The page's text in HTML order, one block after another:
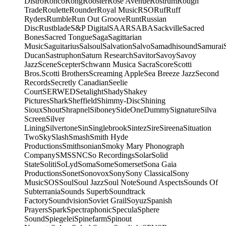
TradeRouletteRounderRoyal MusicRSORufRuff
RydersRumbleRun Out GrooveRuntRussian
DiscRustbladeS&P DigitalSAARSABASackvilleSacred
BonesSacred TongueSagaSagittarian
MusicSaguitariusSalsoulSalvationSalvoSamadhisoundSamurai
DucanSastruphonSaturn ResearchSavitorSavoySavoy
JazzSceneScepterSchwann Musica SacraScoreScotti
Bros.Scotti BrothersScreaming AppleSea Breeze JazzSecond
RecordsSecretly CanadianSeelie
CourtSERWEDSetalightShadyShakey
PicturesSharkSheffieldShimmy-DiscShining
SiouxShoutShrapnelSiboneySideOneDummySignatureSilva
ScreenSilver
LiningSilvertoneSinSinglebrookSintezSireSireenaSituation
TwoSkySlashSmashSmith Hyde
ProductionsSmithsonianSmoky Mary Phonograph
CompanySMSSNCSo RecordingsSolarSolid
StateSolitiSoLydSomaSomeSomersetSona Gaia
ProductionsSonetSonovoxSonySony ClassicalSony
MusicSOSSoulSoul JazzSoul NoteSound AspectsSounds Of
SubterraniaSounds SuperbSoundtrack
FactorySoundvisionSoviet GrailSoyuzSpanish
PrayersSparkSpectraphonicSpeculaSphere
SoundSpiegeleiSpinefarmSpinout